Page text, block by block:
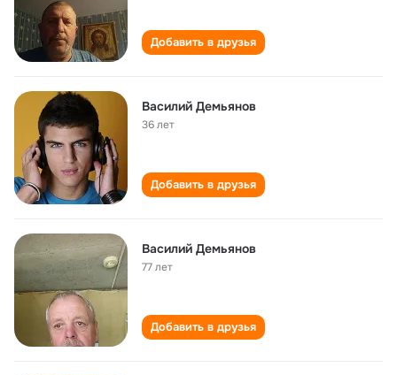
Добавить в друзья
Василий Демьянов
36 лет
Добавить в друзья
Василий Демьянов
77 лет
Добавить в друзья